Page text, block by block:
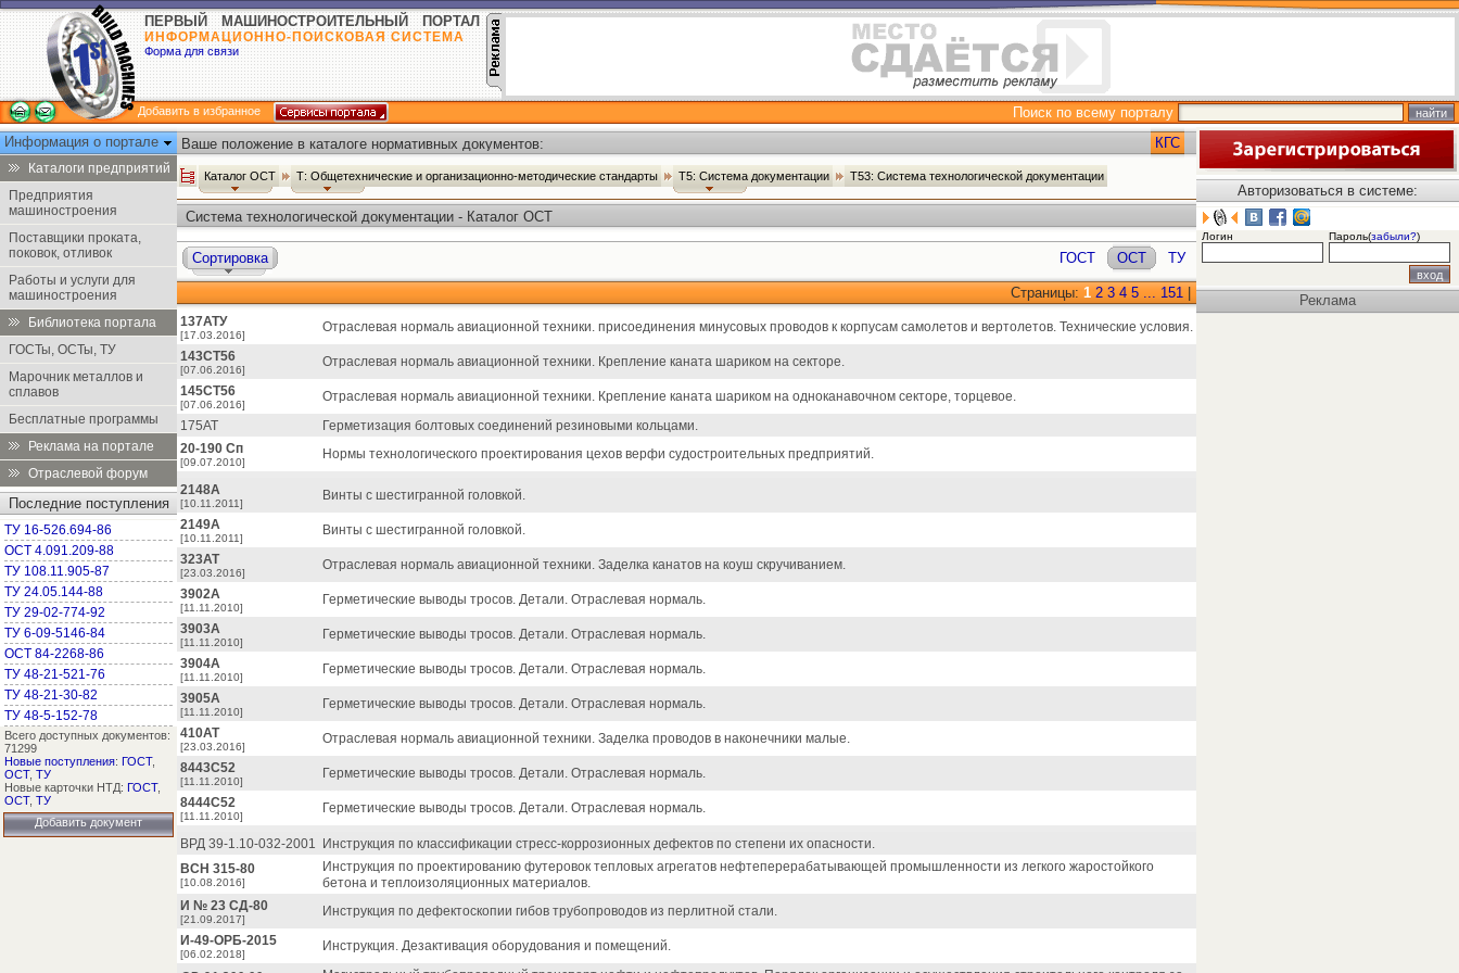
ПЕРВЫЙ МАШИНОСТРОИТЕЛЬНЫЙ ПОРТАЛ
ИНФОРМАЦИОННО-ПОИСКОВАЯ СИСТЕМА
Форма для связи
Добавить в избранное
Поиск по всему порталу
Информация о портале
Каталоги предприятий
Предприятия
машиностроения
Поставщики проката,
поковок, отливок
Работы и услуги для
машиностроения
Библиотека портала
ГОСТы, ОСТы, ТУ
Марочник металлов и
сплавов
Бесплатные программы
Реклама на портале
Отраслевой форум
Последние поступления
ТУ 16-526.694-86
ОСТ 4.091.209-88
ТУ 108.11.905-87
ТУ 24.05.144-88
ТУ 29-02-774-92
ТУ 6-09-5146-84
ОСТ 84-2268-86
ТУ 48-21-521-76
ТУ 48-21-30-82
ТУ 48-5-152-78
Всего доступных документов:
71299
Новые поступления: ГОСТ,
ОСТ, ТУ
Новые карточки НТД: ГОСТ,
ОСТ, ТУ
Добавить документ
Ваше положение в каталоге нормативных документов: КГС
Каталог ОСТ Т: Общетехнические и организационно-методические стандарты Т5: Система документации Т53: Система технологической документации
Система технологической документации - Каталог ОСТ
Сортировка ГОСТ ОСТ ТУ
Страницы: 1 2 3 4 5 ... 151
137АТУ
[17.03.2016]
Отраслевая нормаль авиационной техники. присоединения минусовых проводов к корпусам самолетов и вертолетов. Технические условия.
143СТ56
[07.06.2016]
Отраслевая нормаль авиационной техники. Крепление каната шариком на секторе.
145СТ56
[07.06.2016]
Отраслевая нормаль авиационной техники. Крепление каната шариком на одноканавочном секторе, торцевое.
175АТ
Герметизация болтовых соединений резиновыми кольцами.
20-190 Сп
[09.07.2010]
Нормы технологического проектирования цехов верфи судостроительных предприятий.
2148А
[10.11.2011]
Винты с шестигранной головкой.
2149А
[10.11.2011]
Винты с шестигранной головкой.
323АТ
[23.03.2016]
Отраслевая нормаль авиационной техники. Заделка канатов на коуш скручиванием.
3902А
[11.11.2010]
Герметические выводы тросов. Детали. Отраслевая нормаль.
3903А
[11.11.2010]
Герметические выводы тросов. Детали. Отраслевая нормаль.
3904А
[11.11.2010]
Герметические выводы тросов. Детали. Отраслевая нормаль.
3905А
[11.11.2010]
Герметические выводы тросов. Детали. Отраслевая нормаль.
410АТ
[23.03.2016]
Отраслевая нормаль авиационной техники. Заделка проводов в наконечники малые.
8443C52
[11.11.2010]
Герметические выводы тросов. Детали. Отраслевая нормаль.
8444C52
[11.11.2010]
Герметические выводы тросов. Детали. Отраслевая нормаль.
ВРД 39-1.10-032-2001
Инструкция по классификации стресс-коррозионных дефектов по степени их опасности.
ВСН 315-80
[10.08.2016]
Инструкция по проектированию футеровок тепловых агрегатов нефтеперерабатывающей промышленности из легкого жаростойкого
бетона и теплоизоляционных материалов.
И № 23 СД-80
[21.09.2017]
Инструкция по дефектоскопии гибов трубопроводов из перлитной стали.
И-49-ОРБ-2015
[06.02.2018]
Инструкция. Дезактивация оборудования и помещений.
Авторизоваться в системе:
Логин Пароль(забыли?)
Реклама